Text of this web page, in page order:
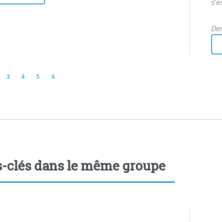
3 4 5 6
clés dans le même groupe